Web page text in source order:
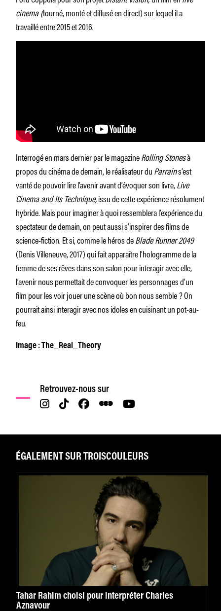
cinema (tourné, monté et diffusé en direct) sur lequel il a
travaillé entre 2015 et 2016.
Interrogé en mars dernier par le magazineRolling Stonesà
propos du cinéma de demain, le réalisateur duParrains’est
vanté de pouvoir lire l’avenir avant d’évoquer son livre,Live
Cinema and Its Technique,issu de cette expérience résolument
hybride. Mais pour imaginer à quoi ressemblera l’expérience du
spectateur de demain, on peut aussi s’inspirer des films de
science-fiction. Et si, comme le héros deBlade Runner 2049
(Denis Villeneuve, 2017) qui fait apparaître l’hologramme de la
femme de ses rêves dans son salon pour interagir avec elle,
l’avenir nous permettait de convoquer les personnages d’un
film pour les voir jouer une scène où bon nous semble ? On
pourrait ainsi interagir avec nos idoles en cuisinant un pot-au-
feu.
Image : The_Real_Theory
Retrouvez-nous sur
ÉGALEMENT SUR TROISCOULEURS
Tahar Rahim choisi pour interpréter Charles
Aznavour